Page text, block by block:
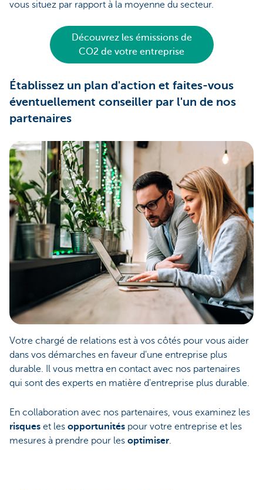
vous situez par rapport à la moyenne du secteur.
Découvrez les émissions de
CO2 de votre entreprise
Établissez un plan d'action et faites-vous
éventuellement conseiller par l'un de nos
partenaires
Votre chargé de relations est à vos côtés pour vous aider
dans vos démarches en faveur d'une entreprise plus
durable. Il vous mettra en contact avec nos partenaires
qui sont des experts en matière d'entreprise plus durable.
En collaboration avec nos partenaires, vous examinez les
risques et les opportunités pour votre entreprise et les
mesures à prendre pour les optimiser.